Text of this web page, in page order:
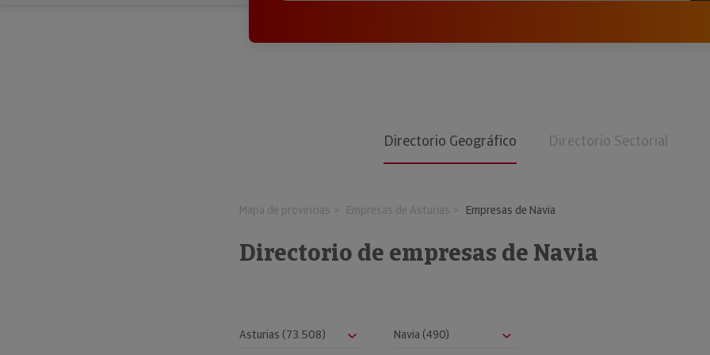
Directorio Geográfico Directorio Sectorial
Mapa de provincias Empresas de Asturias Empresas de Navia
Directorio de empresas de Navia